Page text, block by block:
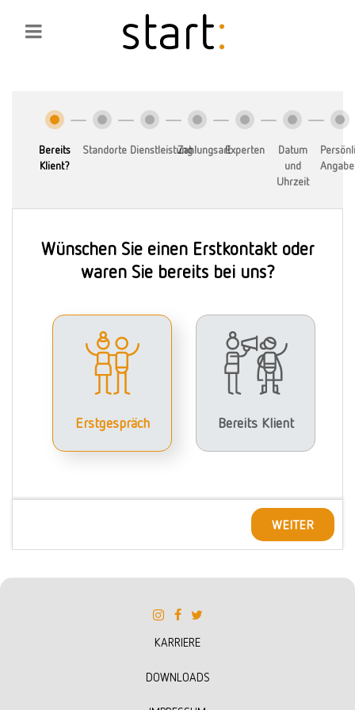
Bereits
Klient?
Standorte DienstleistungZahlungsartExperten
Datum
und
Uhrzeit
Wünschen Sie einen Erstkontakt oder
waren Sie bereits bei uns?
Erstgespräch Bereits Klient
WEITER
KARRIERE
DOWNLOADS